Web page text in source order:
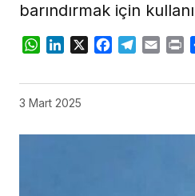
barındırmak için
WhatsApp
LinkedIn
X Facebook
Telegram
Email
3 Mart 2025